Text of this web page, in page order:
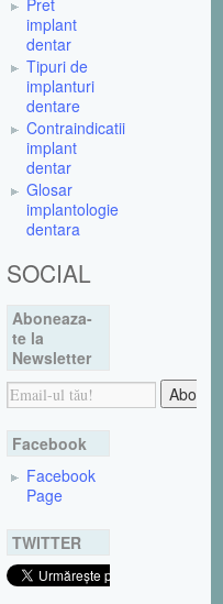
implant
dentar
Tipuri de
implanturi
dentare
Contraindicatii
implant
dentar
Glosar
implantologie
dentara
SOCIAL
Aboneaza-
te la
Newsletter
Facebook
Facebook
Page
TWITTER